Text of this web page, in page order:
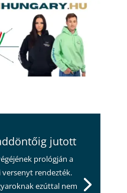
jutott
prológján a
rendezték.
ezúttal nem